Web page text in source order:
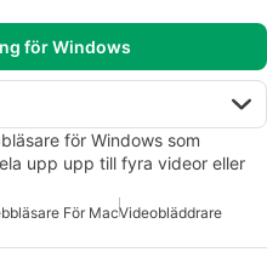
för Windows
för Windows som
upp upp till fyra videor eller
För MacVideobläddrare